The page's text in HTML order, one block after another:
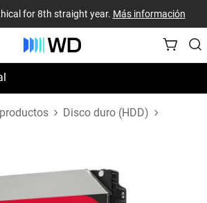
for 8th straight year. Más información
Disco duro (HDD)